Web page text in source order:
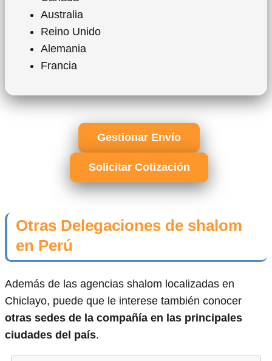
Australia
Reino Unido
Alemania
Francia
Gestionar Envío
Solicitar Cotización
Otras Delegaciones de shalom
en Perú
Además de las agencias shalom localizadas en
Chiclayo, puede que le interese también conocer
otras sedes de la compañía en las principales
ciudades del país.